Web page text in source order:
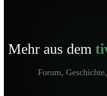
Mehr aus dem
Forum,